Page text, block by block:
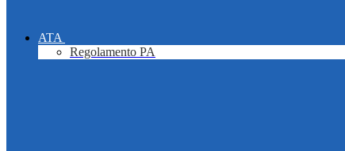
ATA
Regolamento PA